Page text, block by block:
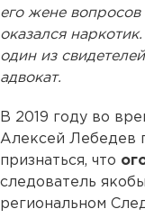
его жене вопросов
оказался
один из
адвокат.
В 2019 году во
Алексей Лебедев
признаться, что
следователь
региональном